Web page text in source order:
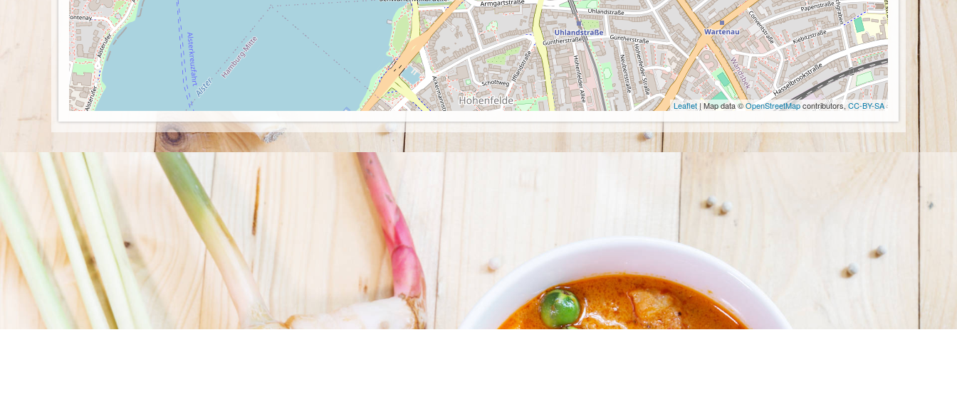
Leaflet | Map data ©OpenStreetMapcontributors, CC-BY-SA